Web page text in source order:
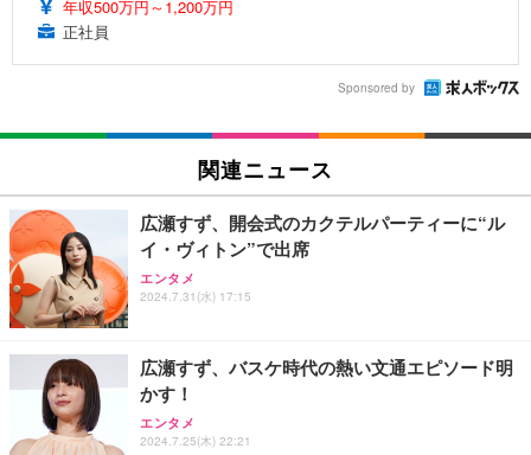
年収500万円～1,200万円
正社員
Sponsored by
関連ニュース
広瀬すず、開会式のカクテルパーティーに“ル
イ・ヴィトン”で出席
エンタメ
2024.7.31(水) 17:15
広瀬すず、バスケ時代の熱い文通エピソード明
かす！
エンタメ
2024.7.25(木) 22:21